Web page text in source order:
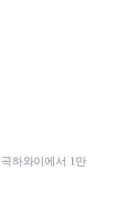
하와이에서 1만